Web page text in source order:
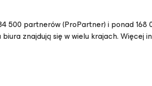
500 partnerów (ProPartner) i ponad 168
znajdują się w wielu krajach. Więcej